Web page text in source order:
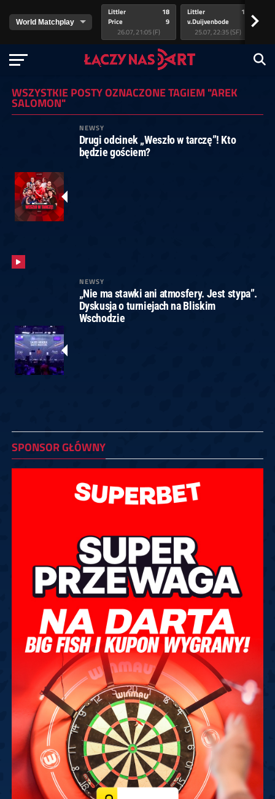
Littler
Price
18
9
26.07, 21:05 (F)
Littler
v.Duijvenbode
17
25.07, 22:35 (SF)
>
WSZYSTKIE POSTY OZNACZONE TAGIEM "AREK
SALOMON"
NEWSY
Drugi odcinek „Weszło w tarczę”! Kto
będzie gościem?
NEWSY
„Nie ma stawki ani atmosfery. Jest stypa”.
Dyskusja o turniejach na Bliskim
Wschodzie
SPONSOR GŁÓWNY